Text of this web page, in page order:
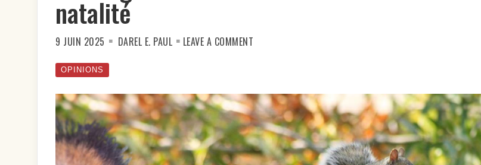
natalité
9 JUIN 2025 DAREL E. PAUL LEAVE A COMMENT
NATALITÉ
OPINIONS